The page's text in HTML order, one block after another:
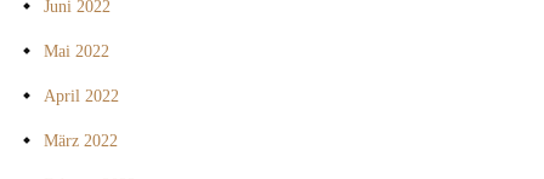
Juni 2022
Mai 2022
April 2022
März 2022